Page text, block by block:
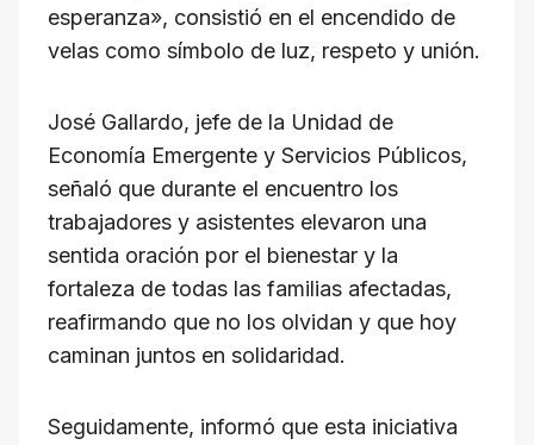
esperanza», consistió en el encendido de
velas como símbolo de luz, respeto y unión.
​José Gallardo, jefe de la Unidad de
Economía Emergente y Servicios Públicos,
señaló que durante el encuentro los
trabajadores y asistentes elevaron una
sentida oración por el bienestar y la
fortaleza de todas las familias afectadas,
reafirmando que no los olvidan y que hoy
caminan juntos en solidaridad.
​Seguidamente, informó que esta iniciativa